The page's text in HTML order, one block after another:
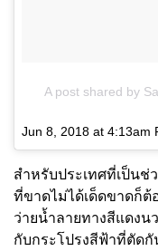
A post shared by
Jun 8, 2018 at 4:13am
สำหรับประเทศที่เป็นช่
ที่ขาดไม่ได้เด็ดขาดก็ต้
ว่ายน้ำลายทางสีแดงน
กับกระโปรงสีฟ้าที่ตัดกั